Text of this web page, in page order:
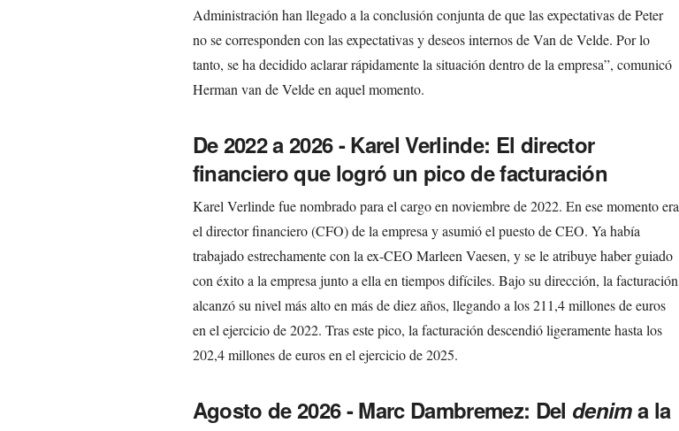
Administración han llegado a la conclusión conjunta de que las expectativas de Peter
no se corresponden con las expectativas y deseos internos de Van de Velde. Por lo
tanto, se ha decidido aclarar rápidamente la situación dentro de la empresa”, comunicó
Herman van de Velde en aquel momento.
De 2022 a 2026 - Karel Verlinde: El director
financiero que logró un pico de facturación
Karel Verlinde fue nombrado para el cargo en noviembre de 2022. En ese momento era
el director financiero (CFO) de la empresa y asumió el puesto de CEO. Ya había
trabajado estrechamente con la ex-CEO Marleen Vaesen, y se le atribuye haber guiado
con éxito a la empresa junto a ella en tiempos difíciles. Bajo su dirección, la facturación
alcanzó su nivel más alto en más de diez años, llegando a los 211,4 millones de euros
en el ejercicio de 2022. Tras este pico, la facturación descendió ligeramente hasta los
202,4 millones de euros en el ejercicio de 2025.
Agosto de 2026 - Marc Dambremez: Del denima la